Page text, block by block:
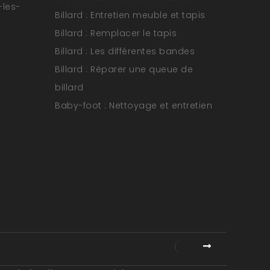
les-
Billard : Entretien meuble et tapis
Billard : Remplacer le tapis
Billard : Les différentes bandes
Billard : Réparer une queue de
billard
Baby-foot : Nettoyage et entretien